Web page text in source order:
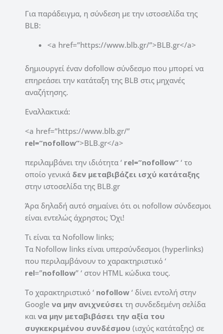
Για παράδειγμα, η σύνδεση με την ιστοσελίδα της
BLB:
<a href=”https://www.blb.gr/”>BLB.gr</a>
δημιουργεί έναν dofollow σύνδεσμο που μπορεί να
επηρεάσει την κατάταξη της BLB στις μηχανές
αναζήτησης.
Εναλλακτικά:
<a href=”https://www.blb.gr/”
rel=”nofollow”>BLB.gr</a>
περιλαμβάνει την ιδιότητα ‘ rel=”nofollow” ‘ το
οποίο γενικά δεν μεταβιβάζει ισχύ κατάταξης
στην ιστοσελίδα της BLB.gr
Άρα δηλαδή αυτό σημαίνει ότι οι nofollow σύνδεσμοι
είναι εντελώς άχρηστοι; Όχι!
Τι είναι τα Nofollow links;
Τα Nofollow links είναι υπερσύνδεσμοι (hyperlinks)
που περιλαμβάνουν το χαρακτηριστικό ‘
rel=”nofollow” ‘ στον HTML κώδικα τους.
Το χαρακτηριστικό ‘ nofollow ‘ δίνει εντολή στην
Google να μην ανιχνεύσει τη συνδεδεμένη σελίδα
και να μην μεταβιβάσει την αξία του
συγκεκριμένου συνδέσμου (ισχύς κατάταξης) σε